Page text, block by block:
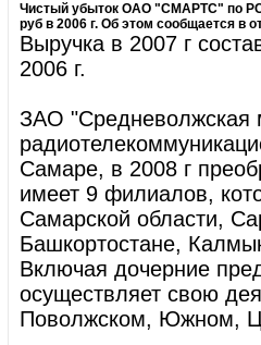
Чистый убыток ОАО "СМАРТС" по
руб в 2006 г. Об этом сообщается в
Выручка в 2007 г
2006 г.
ЗАО "Средневолжская
Самаре, в 2008 г
имеет 9 филиалов,
Самарской области,
Башкортостане,
Включая дочерние
осуществляет свою
Поволжском, Южном,